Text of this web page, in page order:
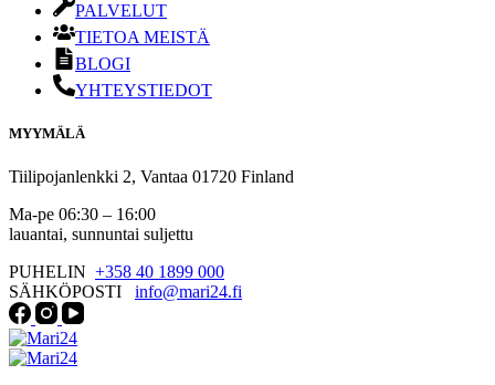
PALVELUT
TIETOA MEISTÄ
BLOGI
YHTEYSTIEDOT
MYYMÄLÄ
Tiilipojanlenkki 2, Vantaa 01720 Finland
Ma-pe 06:30 – 16:00
lauantai, sunnuntai suljettu
PUHELIN +358 40 1899 000
SÄHKÖPOSTI info@mari24.fi